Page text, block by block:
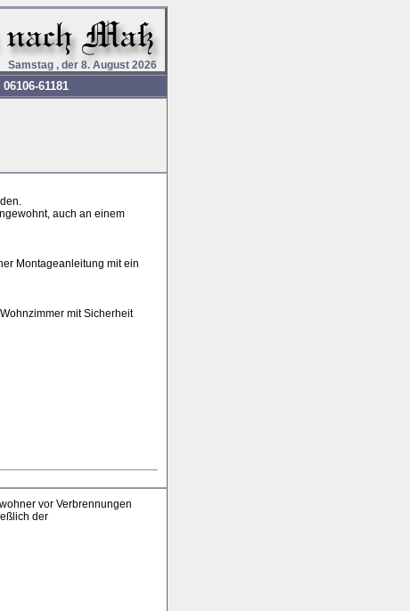
Samstag , der 8. August 2026
61181
auch an einem
Montageanleitung mit ein
mit Sicherheit
vor Verbrennungen
der